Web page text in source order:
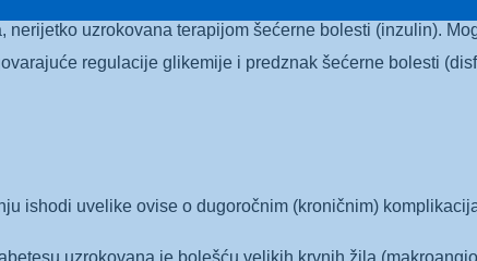
nerijetko uzrokovana terapijom šećerne bolesti (inzulin).
regulacije glikemije i predznak šećerne bolesti
ishodi uvelike ovise o dugoročnim (kroničnim)